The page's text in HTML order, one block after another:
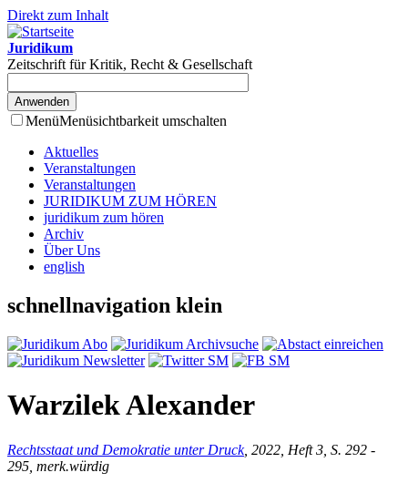
Direkt zum Inhalt
Juridikum
Zeitschrift für Kritik, Recht & Gesellschaft
MenüMenüsichtbarkeit umschalten
Aktuelles
Veranstaltungen
Veranstaltungen
JURIDIKUM ZUM HÖREN
juridikum zum hören
Archiv
Über Uns
english
schnellnavigation klein
Warzilek Alexander
Rechtsstaat und Demokratie unter Druck, 2022, Heft 3, S. 292 -
295, merk.würdig